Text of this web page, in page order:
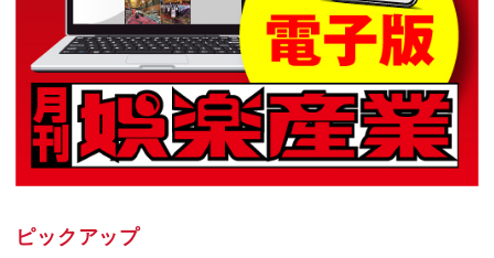
ピックアップ